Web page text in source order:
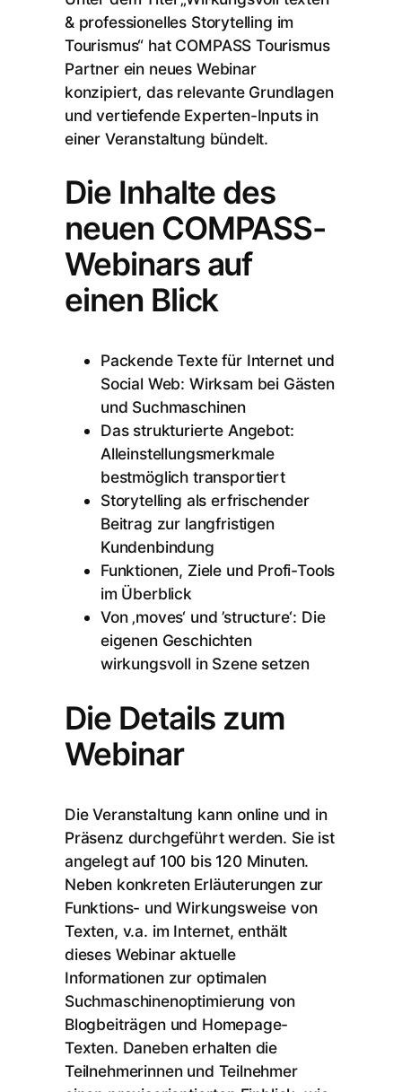
& professionelles Storytelling im
Tourismus“ hat COMPASS Tourismus
Partner ein neues Webinar
konzipiert, das relevante Grundlagen
und vertiefende Experten-Inputs in
einer Veranstaltung bündelt.
Die Inhalte des
neuen COMPASS-
Webinars auf
einen Blick
Packende Texte für Internet und
Social Web: Wirksam bei Gästen
und Suchmaschinen
Das strukturierte Angebot:
Alleinstellungsmerkmale
bestmöglich transportiert
Storytelling als erfrischender
Beitrag zur langfristigen
Kundenbindung
Funktionen, Ziele und Profi-Tools
im Überblick
Von ‚moves‘ und ’structure‘: Die
eigenen Geschichten
wirkungsvoll in Szene setzen
Die Details zum
Webinar
Die Veranstaltung kann online und in
Präsenz durchgeführt werden. Sie ist
angelegt auf 100 bis 120 Minuten.
Neben konkreten Erläuterungen zur
Funktions- und Wirkungsweise von
Texten, v.a. im Internet, enthält
dieses Webinar aktuelle
Informationen zur optimalen
Suchmaschinenoptimierung von
Blogbeiträgen und Homepage-
Texten. Daneben erhalten die
Teilnehmerinnen und Teilnehmer